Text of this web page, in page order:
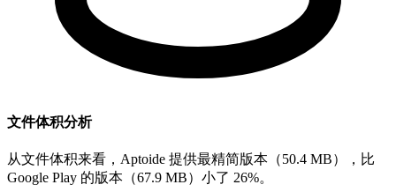
文件体积分析
从文件体积来看，Aptoide 提供最精简版本（50.4 MB），比
Google Play 的版本（67.9 MB）小了 26%。